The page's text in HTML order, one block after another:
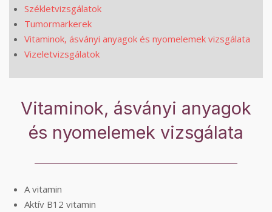
Székletvizsgálatok
Tumormarkerek
Vitaminok, ásványi anyagok és nyomelemek vizsgálata
Vizeletvizsgálatok
Vitaminok, ásványi anyagok
és nyomelemek vizsgálata
A vitamin
Aktív B12 vitamin